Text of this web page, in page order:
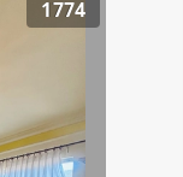
1774